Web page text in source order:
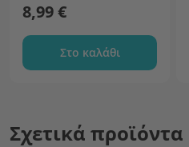
8,99 €
Στο καλάθι
Σχετικά προϊόντα